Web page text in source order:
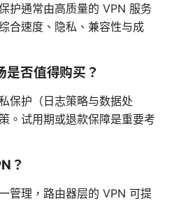
护通常由高质量的 VPN 服务
合速度、隐私、兼容性与成
是否值得购买？
保护（日志策略与数据处
。试用期或退款保障是重要考
？
管理，路由器层的 VPN 可提